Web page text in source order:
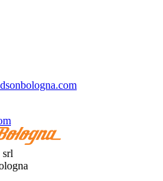
srl